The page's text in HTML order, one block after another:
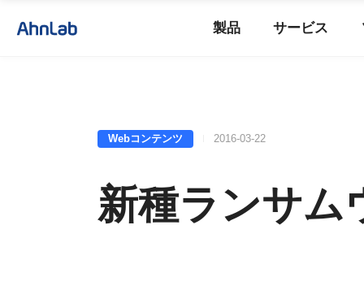
製品 サービス
Webコンテンツ 2016-03-22
新種ランサム